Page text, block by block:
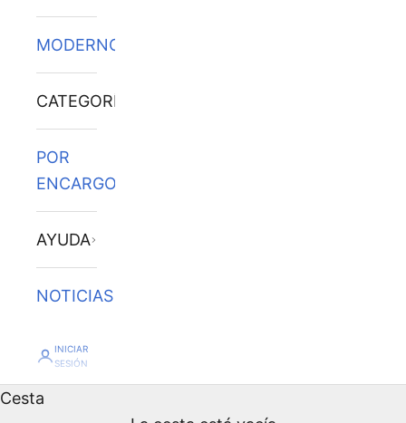
MODERNOS
CATEGORÍAS
POR
ENCARGO
AYUDA
NOTICIAS
INICIAR
SESIÓN
Cesta
Cuadros al óleo de
películas